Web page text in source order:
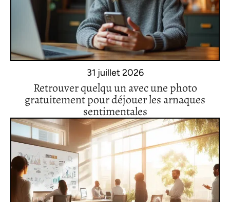
31 juillet 2026
Retrouver quelqu un avec une photo
gratuitement pour déjouer les arnaques
sentimentales